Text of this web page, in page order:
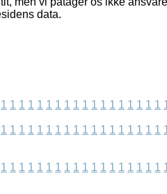
data.
1 1 1 1 1 1 1 1 1 1 1 1 1 1 1 1 1 1
1 1 1 1 1 1 1 1 1 1 1 1 1 1 1 1 1 1
1 1 1 1 1 1 1 1 1 1 1 1 1 1 1 1 1 1